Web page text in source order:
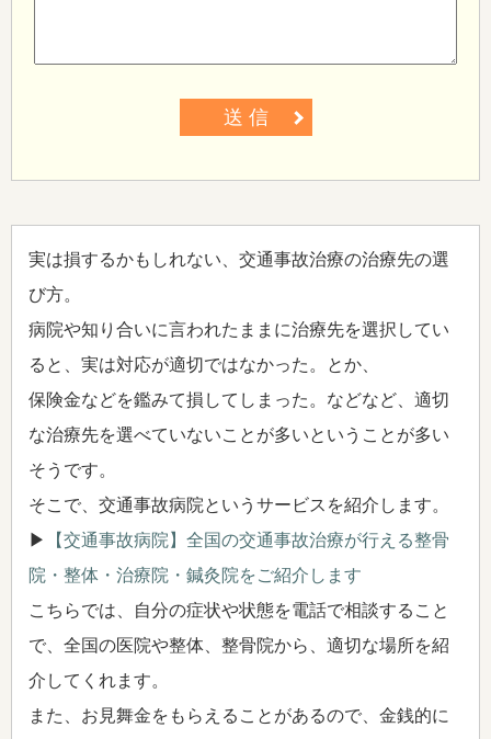
送 信
実は損するかもしれない、交通事故治療の治療先の選
び方。
病院や知り合いに言われたままに治療先を選択してい
ると、実は対応が適切ではなかった。とか、
保険金などを鑑みて損してしまった。などなど、適切
な治療先を選べていないことが多いということが多い
そうです。
そこで、交通事故病院というサービスを紹介します。
▶
【交通事故病院】全国の交通事故治療が行える整骨
院・整体・治療院・鍼灸院をご紹介します
こちらでは、自分の症状や状態を電話で相談すること
で、全国の医院や整体、整骨院から、適切な場所を紹
介してくれます。
また、お見舞金をもらえることがあるので、金銭的に